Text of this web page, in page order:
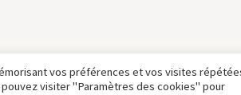
DE CONFIDENTIALITE
vos préférences et vos visites
visiter "Paramètres des cookies" pour